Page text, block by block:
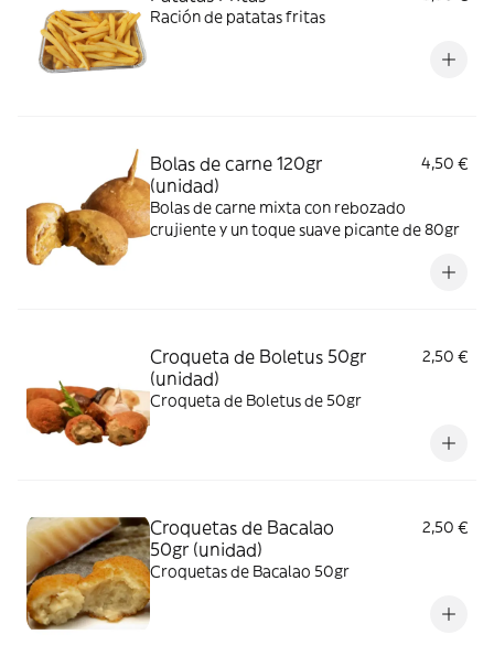
Ración de patatas fritas
Bolas de carne 120gr
(unidad)
4,50 €
Bolas de carne mixta con rebozado
crujiente y un toque suave picante de 80gr
Croqueta de Boletus 50gr
(unidad)
2,50 €
Croqueta de Boletus de 50gr
Croquetas de Bacalao
50gr (unidad)
2,50 €
Croquetas de Bacalao 50gr